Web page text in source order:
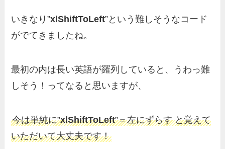
いきなり”xlShiftToLeft”という難しそうなコード
がでてきましたね。
最初の内は長い英語が羅列していると、うわっ難
しそう！ってなると思いますが、
今は単純に”xlShiftToLeft”＝左にずらす と覚えて
いただいて大丈夫です！